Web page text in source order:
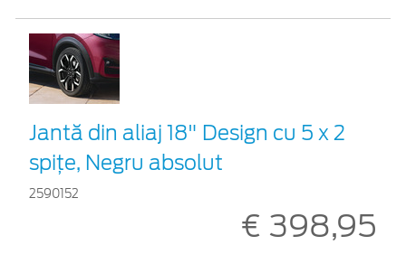
Jantă din aliaj 18" Design cu 5 x 2
spițe, Negru absolut
2590152
€ 398,95